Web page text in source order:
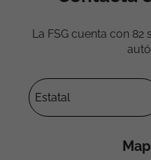
La FSG cuenta con 82